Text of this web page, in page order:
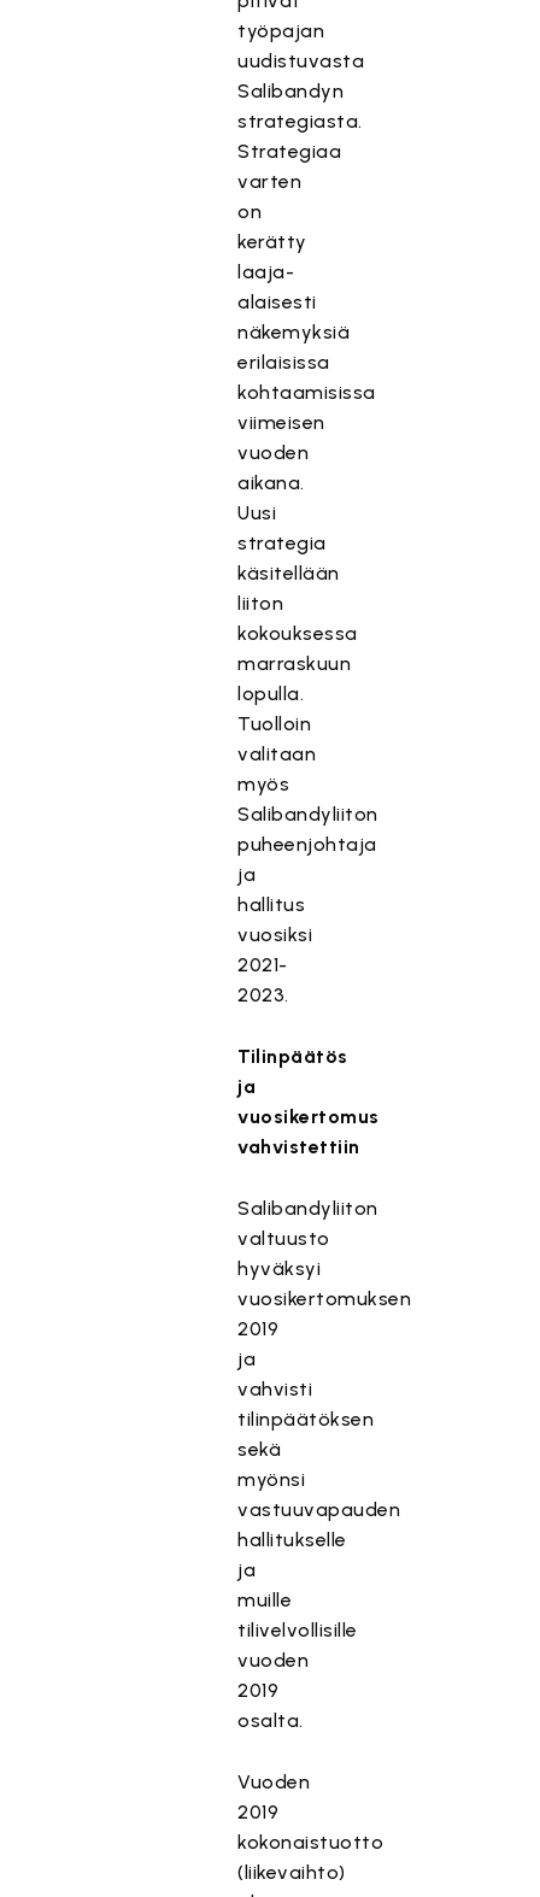
työpajan
uudistuvasta
Salibandyn
strategiasta.
Strategiaa
varten
on
kerätty
laaja-
alaisesti
näkemyksiä
erilaisissa
kohtaamisissa
viimeisen
vuoden
aikana.
Uusi
strategia
käsitellään
liiton
kokouksessa
marraskuun
lopulla.
Tuolloin
valitaan
myös
Salibandyliiton
puheenjohtaja
ja
hallitus
vuosiksi
2021-
2023.
Tilinpäätös
ja
vuosikertomus
vahvistettiin
Salibandyliiton
valtuusto
hyväksyi
vuosikertomuksen
2019
ja
vahvisti
tilinpäätöksen
sekä
myönsi
vastuuvapauden
hallitukselle
ja
muille
tilivelvollisille
vuoden
2019
osalta.
Vuoden
2019
kokonaistuotto
(liikevaihto)